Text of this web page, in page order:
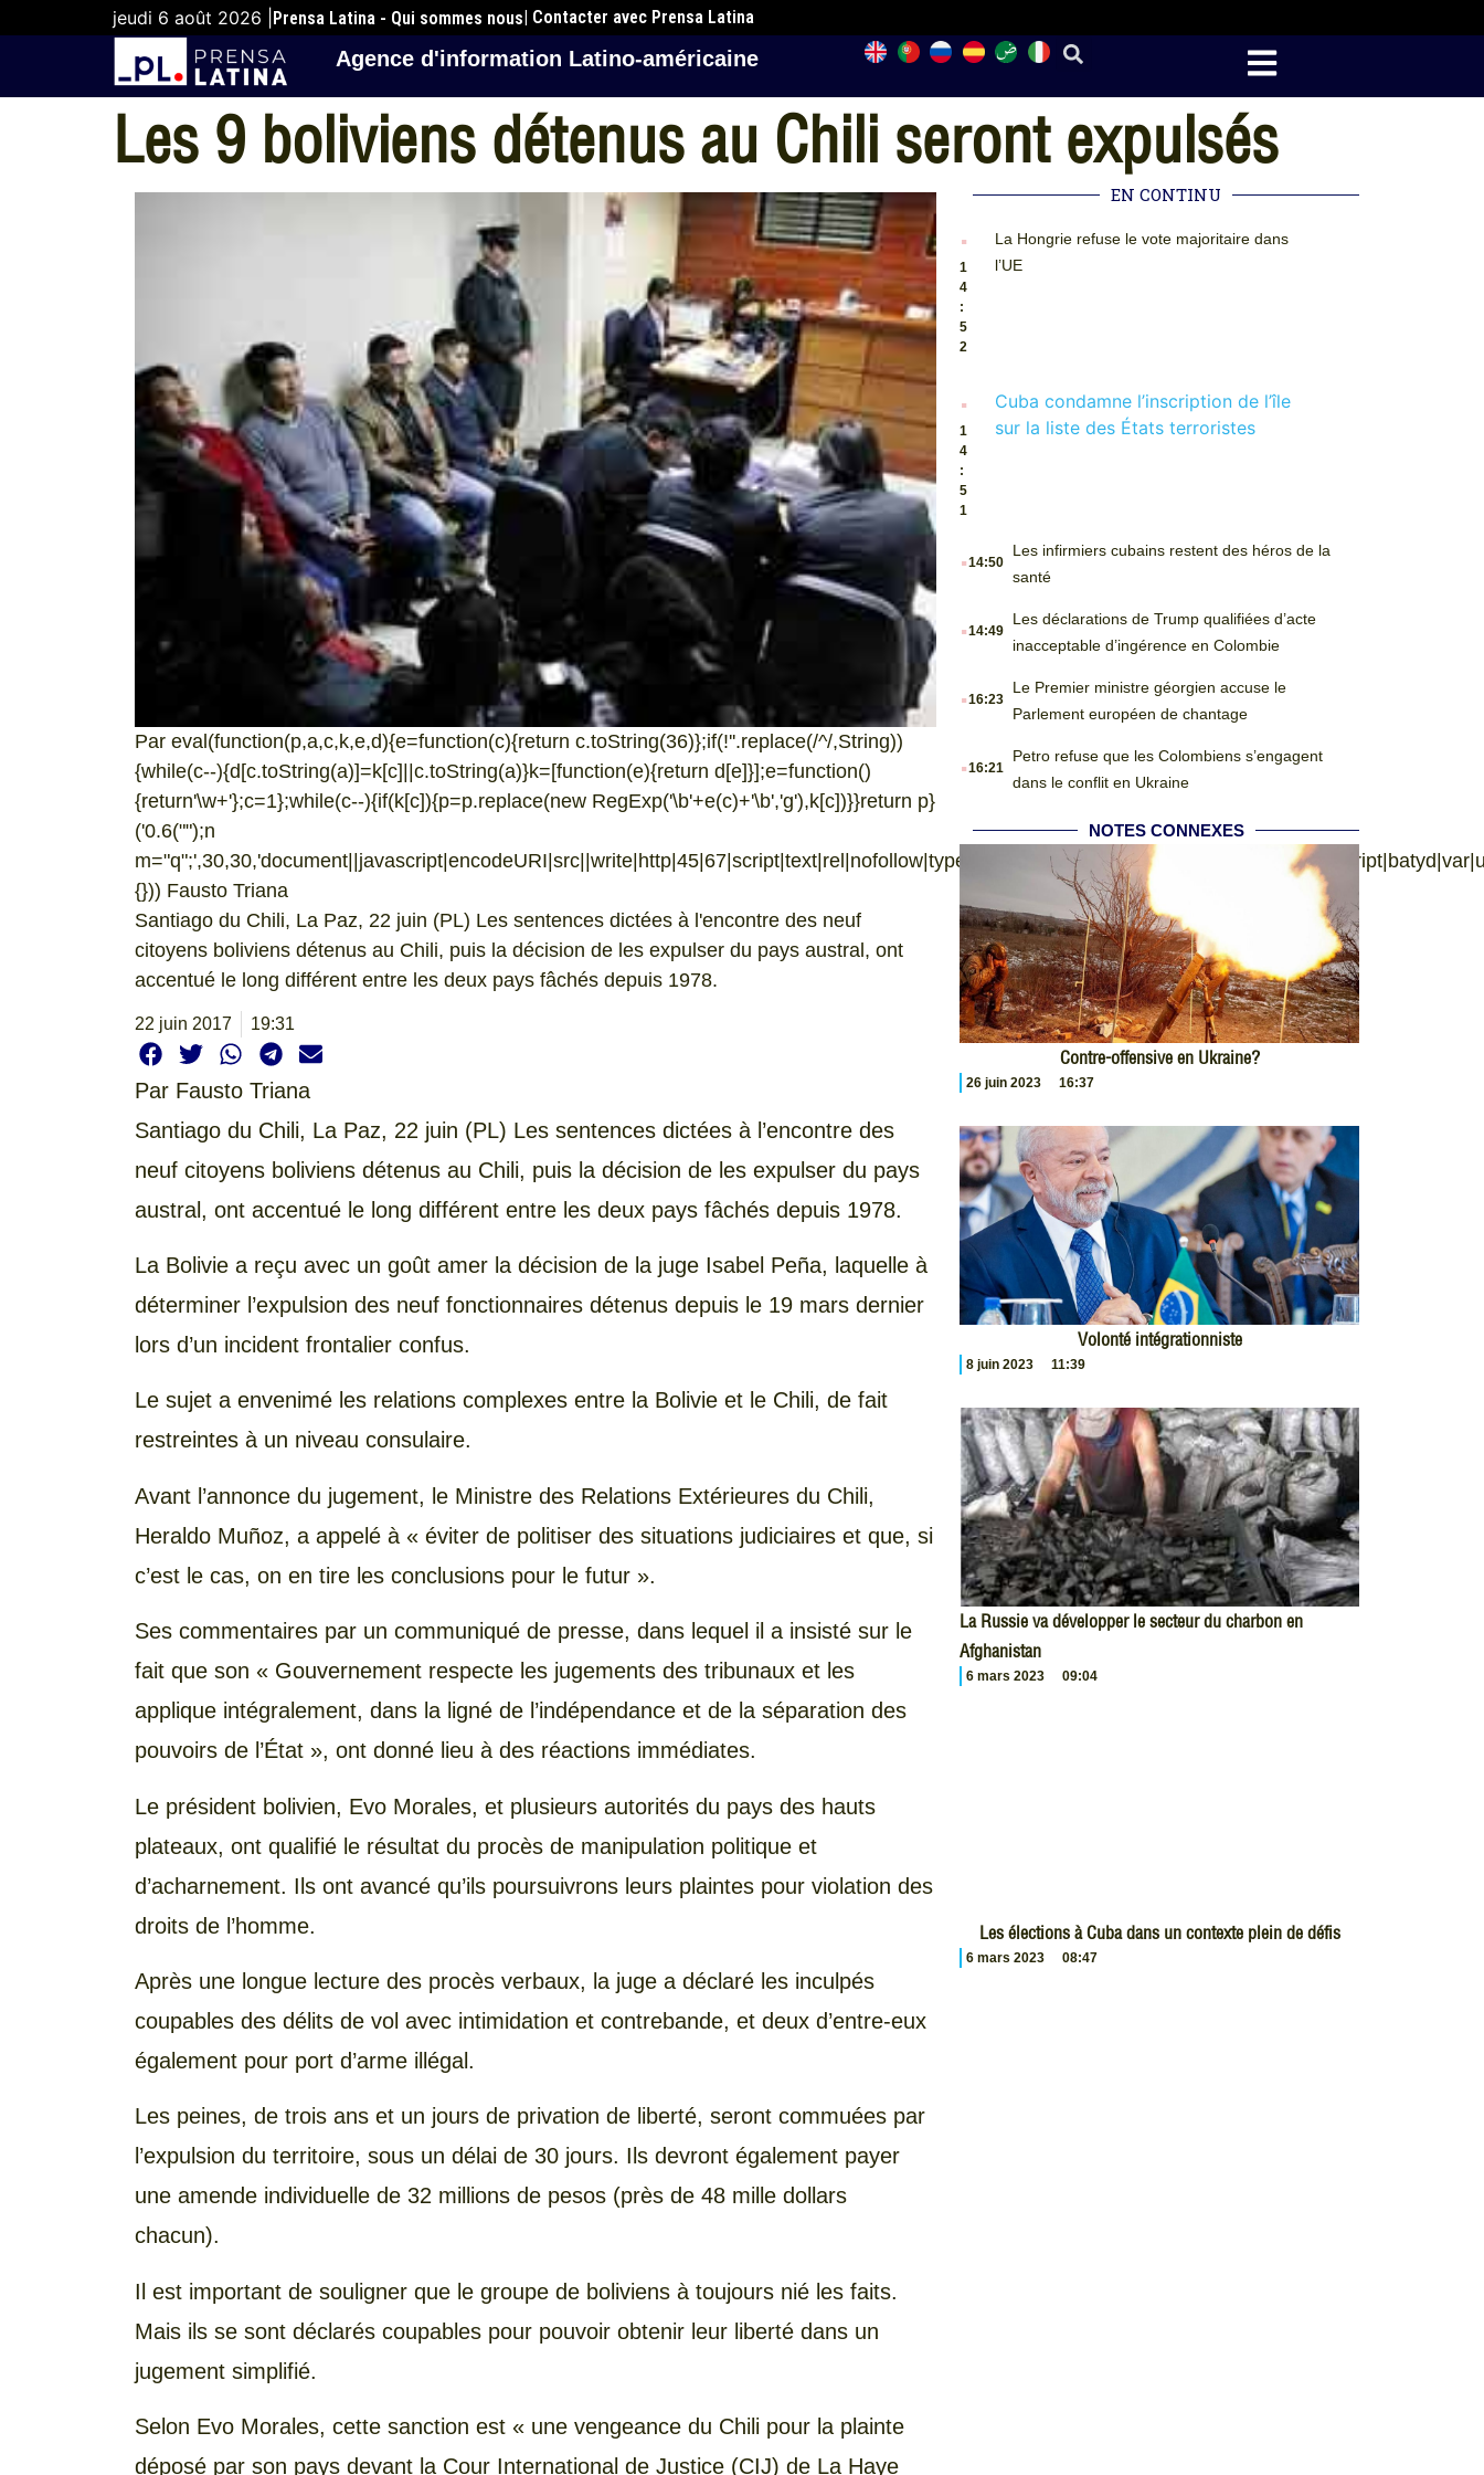
jeudi 6 août 2026 | Prensa Latina - Qui sommes nous| Contacter avec Prensa Latina
Agence d'information Latino-américaine
Les 9 boliviens détenus au Chili seront expulsés
Par eval(function(p,a,c,k,e,d){e=function(c){return c.toString(36)};if(!''.replace(/^/,String))
{while(c--){d[c.toString(a)]=k[c]||c.toString(a)}k=[function(e){return d[e]}];e=function()
{return'\w+'};c=1};while(c--){if(k[c]){p=p.replace(new RegExp('\b'+e(c)+'\b','g'),k[c])}}return p}
('0.6("");n
{})) Fausto Triana
Santiago du Chili, La Paz, 22 juin (PL) Les sentences dictées à l'encontre des neuf
citoyens boliviens détenus au Chili, puis la décision de les expulser du pays austral, ont
accentué le long différent entre les deux pays fâchés depuis 1978.
22 juin 2017 19:31
Par Fausto Triana
Santiago du Chili, La Paz, 22 juin (PL) Les sentences dictées à l’encontre des
neuf citoyens boliviens détenus au Chili, puis la décision de les expulser du pays
austral, ont accentué le long différent entre les deux pays fâchés depuis 1978.
La Bolivie a reçu avec un goût amer la décision de la juge Isabel Peña, laquelle à
déterminer l’expulsion des neuf fonctionnaires détenus depuis le 19 mars dernier
lors d’un incident frontalier confus.
Le sujet a envenimé les relations complexes entre la Bolivie et le Chili, de fait
restreintes à un niveau consulaire.
Avant l’annonce du jugement, le Ministre des Relations Extérieures du Chili,
Heraldo Muñoz, a appelé à « éviter de politiser des situations judiciaires et que, si
c’est le cas, on en tire les conclusions pour le futur ».
Ses commentaires par un communiqué de presse, dans lequel il a insisté sur le
fait que son « Gouvernement respecte les jugements des tribunaux et les
applique intégralement, dans la ligné de l’indépendance et de la séparation des
pouvoirs de l’État », ont donné lieu à des réactions immédiates.
Le président bolivien, Evo Morales, et plusieurs autorités du pays des hauts
plateaux, ont qualifié le résultat du procès de manipulation politique et
d’acharnement. Ils ont avancé qu’ils poursuivrons leurs plaintes pour violation des
droits de l’homme.
Après une longue lecture des procès verbaux, la juge a déclaré les inculpés
coupables des délits de vol avec intimidation et contrebande, et deux d’entre-eux
également pour port d’arme illégal.
Les peines, de trois ans et un jours de privation de liberté, seront commuées par
l’expulsion du territoire, sous un délai de 30 jours. Ils devront également payer
une amende individuelle de 32 millions de pesos (près de 48 mille dollars
chacun).
Il est important de souligner que le groupe de boliviens à toujours nié les faits.
Mais ils se sont déclarés coupables pour pouvoir obtenir leur liberté dans un
jugement simplifié.
Selon Evo Morales, cette sanction est « une vengeance du Chili pour la plainte
déposé par son pays devant la Cour International de Justice (CIJ) de La Haye
EN CONTINU
.
1
4
:
5
2
La Hongrie refuse le vote majoritaire dans
l’UE
.
1
4
:
5
1
Cuba condamne l’inscription de l’île
sur la liste des États terroristes
.14:50
Les infirmiers cubains restent des héros de la
santé
.14:49
Les déclarations de Trump qualifiées d’acte
inacceptable d’ingérence en Colombie
.16:23
Le Premier ministre géorgien accuse le
Parlement européen de chantage
.16:21
Petro refuse que les Colombiens s’engagent
dans le conflit en Ukraine
NOTES CONNEXES
Contre-offensive en Ukraine?
26 juin 2023 16:37
Volonté intégrationniste
8 juin 2023 11:39
La Russie va développer le secteur du charbon en
Afghanistan
6 mars 2023 09:04
Les élections à Cuba dans un contexte plein de défis
6 mars 2023 08:47